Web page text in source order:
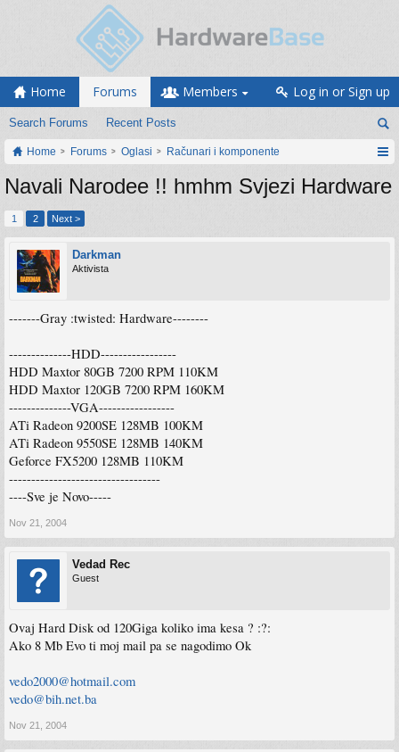
Home Forums
Search Forums Recent Posts
Members Log in or Sign up
Home Forums Oglasi Računari i komponente
Navali Narodee !! hmhm Svjezi Hardware
1 2 Next >
Darkman
Aktivista
-------Gray :twisted: Hardware--------
--------------HDD-----------------
HDD Maxtor 80GB 7200 RPM 110KM
HDD Maxtor 120GB 7200 RPM 160KM
--------------VGA-----------------
ATi Radeon 9200SE 128MB 100KM
ATi Radeon 9550SE 128MB 140KM
Geforce FX5200 128MB 110KM
----------------------------------
----Sve je Novo-----
Nov 21, 2004
Vedad Rec
Guest
Ovaj Hard Disk od 120Giga koliko ima kesa ? :?:
Ako 8 Mb Evo ti moj mail pa se nagodimo Ok
vedo2000@hotmail.com
vedo@bih.net.ba
Nov 21, 2004